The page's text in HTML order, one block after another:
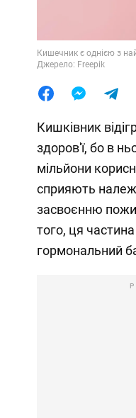
Кишечник є однією з
Джерело: Freepik
Кишківник
здоров'ї, бо в
мільйони
сприяють
засвоєнню
того, ця
гормональний